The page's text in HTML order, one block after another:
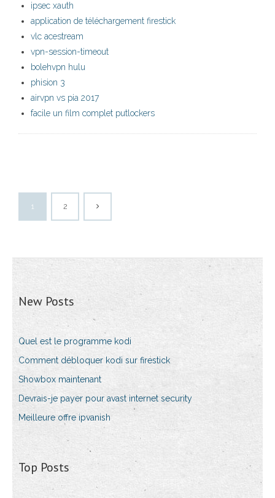
ipsec xauth
application de téléchargement firestick
vlc acestream
vpn-session-timeout
bolehvpn hulu
phision 3
airvpn vs pia 2017
facile un film complet putlockers
1 2
New Posts
Quel est le programme kodi
Comment débloquer kodi sur firestick
Showbox maintenant
Devrais-je payer pour avast internet security
Meilleure offre ipvanish
Top Posts